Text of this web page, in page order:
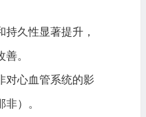
持久性显著提升，
。
对心血管系统的影
）。